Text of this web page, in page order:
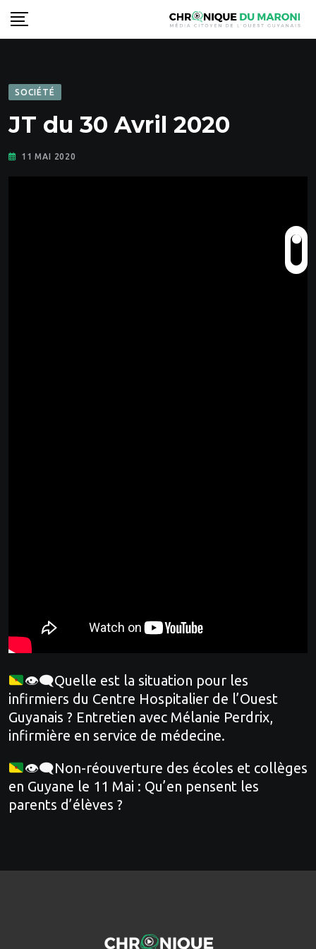
Skip
to
SOCIÉTÉ
JT du 30 Avril 2020
11 MAI 2020
👁‍🗨Quelle est la situation pour les
infirmiers du Centre Hospitalier de l’Ouest
Guyanais ? Entretien avec Mélanie Perdrix,
infirmière en service de médecine.
👁‍🗨Non-réouverture des écoles et collèges
en Guyane le 11 Mai : Qu’en pensent les
parents d’élèves ?